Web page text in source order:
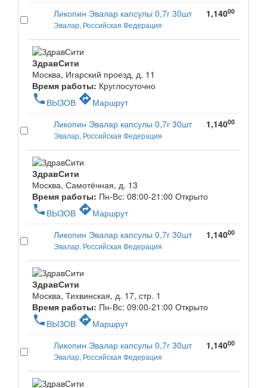
Ликопин Эвалар капсулы 0,7г 30шт
Эвалар, Российская Федерация
1,14000
ЗдравСити
Москва, Игарский проезд, д. 11
Время работы: Круглосуточно
phone ВЫЗОВ directionsМаршрут
Ликопин Эвалар капсулы 0,7г 30шт
Эвалар, Российская Федерация
1,14000
ЗдравСити
Москва, Самотёчная, д. 13
Время работы: Пн-Вс: 08:00-21:00 Открыто
phone ВЫЗОВ directionsМаршрут
Ликопин Эвалар капсулы 0,7г 30шт
Эвалар, Российская Федерация
1,14000
ЗдравСити
Москва, Тихвинская, д. 17, стр. 1
Время работы: Пн-Вс: 09:00-21:00 Открыто
phone ВЫЗОВ directionsМаршрут
Ликопин Эвалар капсулы 0,7г 30шт
Эвалар, Российская Федерация
1,14000